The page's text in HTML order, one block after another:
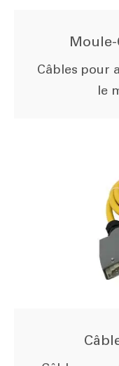
Câbles pour
le